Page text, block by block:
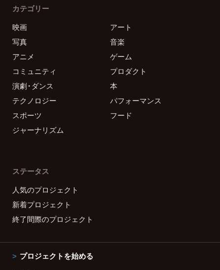
カテゴリー
映画
アート
写真
音楽
アニメ
ゲーム
コミュニティ
プロダクト
演劇・ダンス
本
テクノロジー
パフォーマンス
スポーツ
フード
ジャーナリズム
ステータス
人気のプロジェクト
新着プロジェクト
終了間際のプロジェクト
プロジェクトを始める